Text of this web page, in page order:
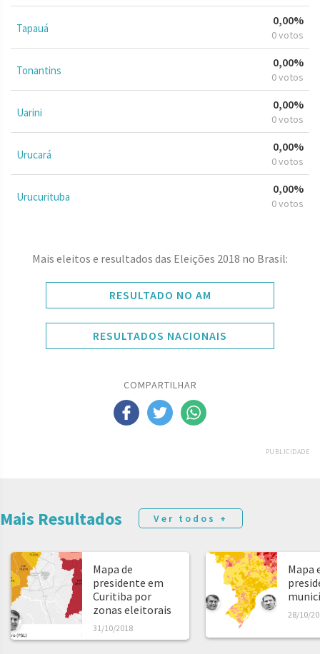
Tapauá
0,00%
0 votos
Tonantins
0,00%
0 votos
Uarini
0,00%
0 votos
Urucará
0,00%
0 votos
Urucurituba
0,00%
0 votos
Mais eleitos e resultados das Eleições 2018 no Brasil:
RESULTADO NO AM
RESULTADOS NACIONAIS
COMPARTILHAR
PUBLICIDADE
Mais Resultados Ver todos +
Mapa de
presidente em
Curitiba por
zonas eleitorais
31/10/2018
Mapa
28/10/